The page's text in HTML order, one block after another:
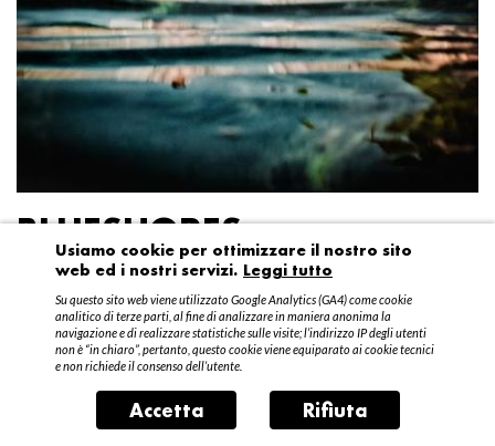
BLUESHORES
Federico Garibaldi
20 aprile – 15 maggio 2016
Usiamo cookie per ottimizzare il nostro sito
web ed i nostri servizi. Leggi tutto
Su questo sito web viene utilizzato Google Analytics (GA4) come cookie
analitico di terze parti, al fine di analizzare in maniera anonima la
navigazione e di realizzare statistiche sulle visite; l’indirizzo IP degli utenti
non è “in chiaro”, pertanto, questo cookie viene equiparato ai cookie tecnici
e non richiede il consenso dell’utente.
Accetta Rifiuta